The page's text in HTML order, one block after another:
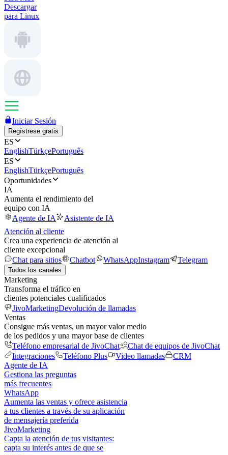
Descargar
para Linux
Iniciar Sesión
Regístrese gratis
ES
EnglishTürkçePortuguês
ES
EnglishTürkçePortuguês
Oportunidades
IA
Aumenta el rendimiento del
equipo con IA
Agente de IA
Asistente de IA
Atención al cliente
Crea una experiencia de atención al
cliente excepcional
Chat para sitios
Chatbot WhatsAppInstagram Telegram
Todos los canales
Marketing
Transforma el tráfico en
clientes potenciales cualificados
JivoMarketingDevolución de llamadas
Ventas
Consigue más ventas, un mayor valor medio
de los pedidos y una mayor base de clientes
Teléfono empresarial de JivoChat
Chat de equipos de JivoChat
Integraciones
Teléfono Plus Video llamadas
CRM
Agente de IA
Gestiona las preguntas
más frecuentes
WhatsApp
Aumenta las ventas y ofrece asistencia
a tus clientes a través de su aplicación
de mensajería preferida
JivoMarketing
Capta la atención de tus visitantes:
capta su interés antes de que se